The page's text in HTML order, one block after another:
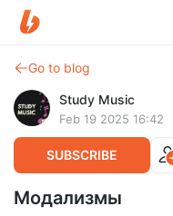
Go to blog
Study Music
Feb 19 2025 16:42
SUBSCRIBE
Модализмы